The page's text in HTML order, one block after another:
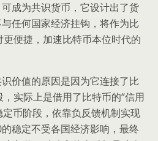
成为共识货币，它设计出了货
任何国家经济挂钩，将作为比
便捷，加速比特币本位时代的
价值的原因是因为它连接了比
实际上是借用了比特币的“信用
定币阶段，依靠负反馈机制实现
稳定不受各国经济影响，最终